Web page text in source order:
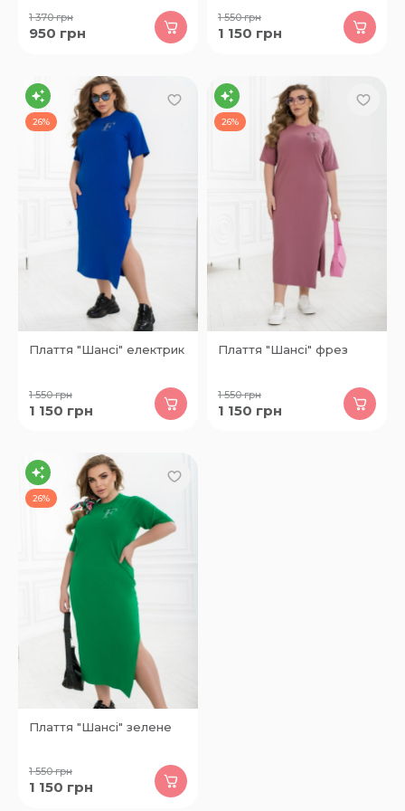
1 370грн
950 грн
1 550грн
1 150 грн
26%
Плаття "Шансі" електрик
1 550грн
1 150 грн
26%
Плаття "Шансі" фрез
1 550грн
1 150 грн
26%
Плаття "Шансі" зелене
1 550грн
1 150 грн